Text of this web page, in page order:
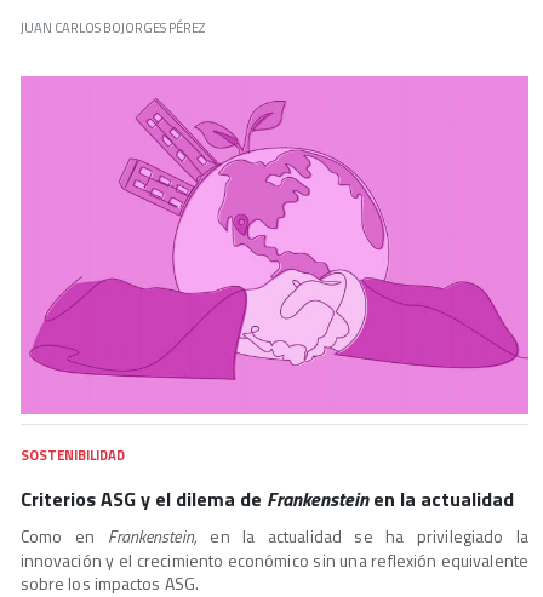
JUAN CARLOS BOJORGES PÉREZ
SOSTENIBILIDAD
Criterios ASG y el dilema de Frankensteinen la actualidad
Como en Frankenstein, en la actualidad se ha privilegiado la
innovación y el crecimiento económico sin una reflexión equivalente
sobre los impactos ASG.